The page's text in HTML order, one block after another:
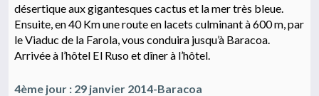
désertique aux gigantesques cactus et la mer très bleue.
Ensuite, en 40 Km une route en lacets culminant à 600 m, par
le Viaduc de la Farola, vous conduira jusqu’à Baracoa.
Arrivée à l’hôtel El Ruso et dîner à l’hôtel.
4ème jour : 29 janvier 2014-Baracoa